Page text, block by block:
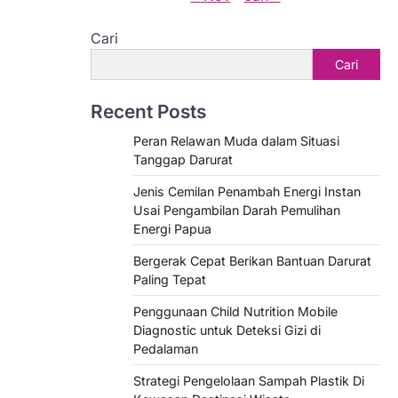
Cari
Cari
Recent Posts
Peran Relawan Muda dalam Situasi
Tanggap Darurat
Jenis Cemilan Penambah Energi Instan
Usai Pengambilan Darah Pemulihan
Energi Papua
Bergerak Cepat Berikan Bantuan Darurat
Paling Tepat
Penggunaan Child Nutrition Mobile
Diagnostic untuk Deteksi Gizi di
Pedalaman
Strategi Pengelolaan Sampah Plastik Di